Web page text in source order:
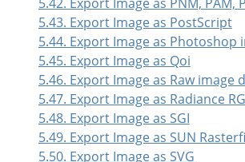
5.43. Export Image as PostScript
5.44. Export Image as Photoshop
5.45. Export Image as Qoi
5.46. Export Image as Raw image
5.47. Export Image as Radiance
5.48. Export Image as SGI
5.49. Export Image as SUN
5.50. Export Image as SVG